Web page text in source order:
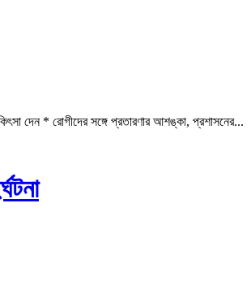
দেন * রোগীদের সঙ্গে প্রতারণার আশঙ্কা, প্রশাসনের...